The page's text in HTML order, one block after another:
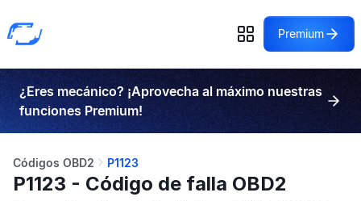
Premium
¿Eres mecánico? ¡Aprovecha al máximo nuestras
funciones Premium!
Códigos OBD2 P1123
P1123 - Código de falla OBD2